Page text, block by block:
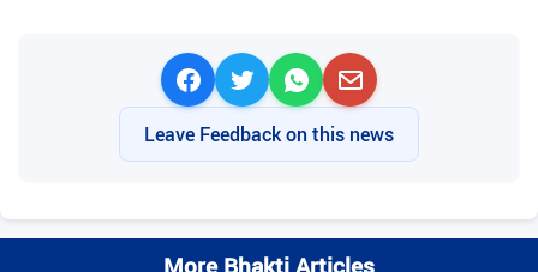
Leave Feedback on this news